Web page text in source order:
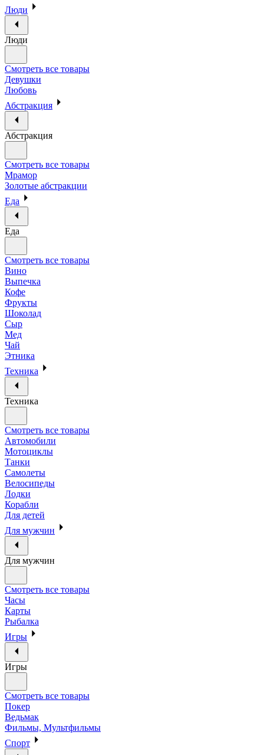
Люди
Люди
Смотреть все товары
Девушки
Любовь
Абстракция
Абстракция
Смотреть все товары
Мрамор
Золотые абстракции
Еда
Еда
Смотреть все товары
Вино
Выпечка
Кофе
Фрукты
Шоколад
Сыр
Мед
Чай
Этника
Техника
Техника
Смотреть все товары
Автомобили
Мотоциклы
Танки
Самолеты
Велосипеды
Лодки
Корабли
Для детей
Для мужчин
Для мужчин
Смотреть все товары
Часы
Карты
Рыбалка
Игры
Игры
Смотреть все товары
Покер
Ведьмак
Фильмы, Мультфильмы
Спорт